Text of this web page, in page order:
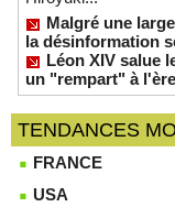
Malgré une
la désinformation
Léon XIV salue
un "rempart" à
TENDANCES
FRANCE
USA